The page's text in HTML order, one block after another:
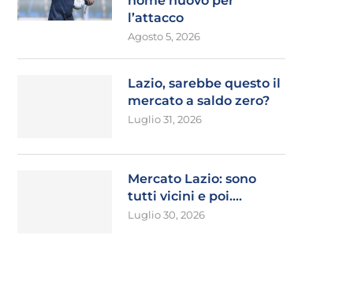
Flaminio, stretta finale: si attende
l’attacco
Agosto 5, 2026
Lazio, sarebbe questo il
mercato a saldo zero?
Luglio 31, 2026
Mercato Lazio: sono
tutti vicini e poi….
Luglio 30, 2026